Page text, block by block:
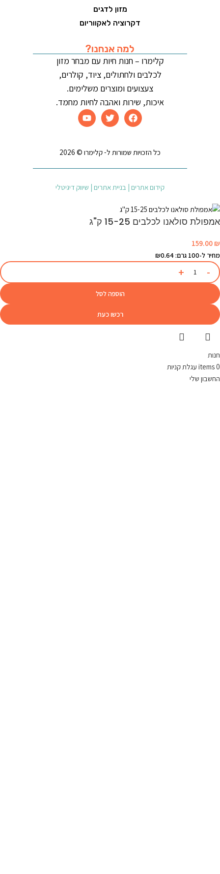
מזון לדגים
דקרוציה לאקווריום
למה אנחנו?
קלימרו – חנות חיות עם מבחר מזון
לכלבים ולחתולים, ציוד, קולרים,
צעצועים ומוצרים משלימים.
איכות, שירות ואהבה לחיות מחמד.
כל הזכויות שמורות ל- קלימרו © 2026
קידום אתרים | בניית אתרים | שיווק דיגיטלי
אמפולת סולאנו לכלבים 15-25 ק"ג
159.00 ₪
מחיר ל-100 גרם: ₪0.64
הוספה לסל
רכשו כעת
חנות
0
items עגלת קניות
החשבון שלי